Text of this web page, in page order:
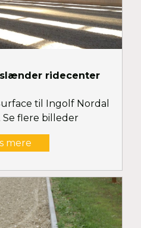
ridecenter
til Ingolf Nordal
Se flere billeder
mere